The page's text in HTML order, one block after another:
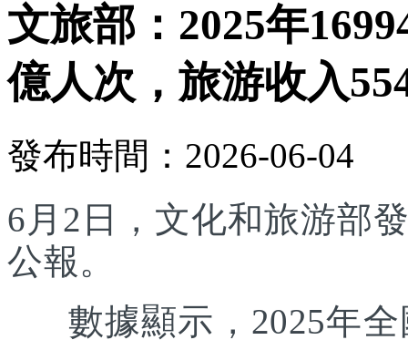
文旅部：2025年
億人次，旅游收入
發布時間：2026-06-04
6月2日，文化和旅游部
公報。
數據顯示，2025年全